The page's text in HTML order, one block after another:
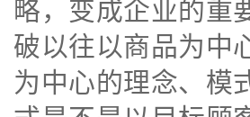
略，变成企业的重
破以往以商品为中
为中心的理念、模